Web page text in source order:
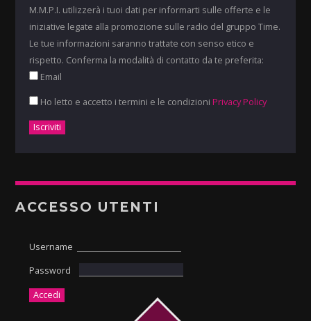
M.M.P.I. utilizzerà i tuoi dati per informarti sulle offerte e le
iniziative legate alla promozione sulle radio del gruppo Time.
Le tue informazioni saranno trattate con senso etico e
rispetto. Conferma la modalità di contatto da te preferita:
Email
Ho letto e accetto i termini e le condizioni Privacy Policy
ACCESSO UTENTI
Username
Password